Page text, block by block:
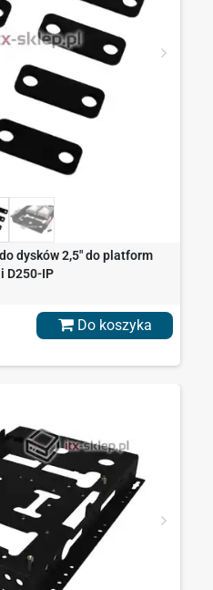
dysków 2,5" do platform
D250-IP
Do koszyka